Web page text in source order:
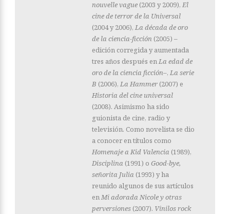
nouvelle vague (2003 y 2009), El
cine de terror de la Universal
(2004 y 2006), La década de oro
de la ciencia-ficción (2005) –
edición corregida y aumentada
tres años después enLa edad de
oro de la ciencia ficción–, La serie
B (2006), La Hammer (2007) e
Historia del cine universal
(2008). Asimismo ha sido
guionista de cine, radio y
televisión. Como novelista se dio
a conocer en títulos como
Homenaje a Kid Valencia (1989),
Disciplina (1991) o Good-bye,
señorita Julia (1993) y ha
reunido algunos de sus artículos
enMi adorada Nicole y otras
perversiones (2007). Vinilos rock